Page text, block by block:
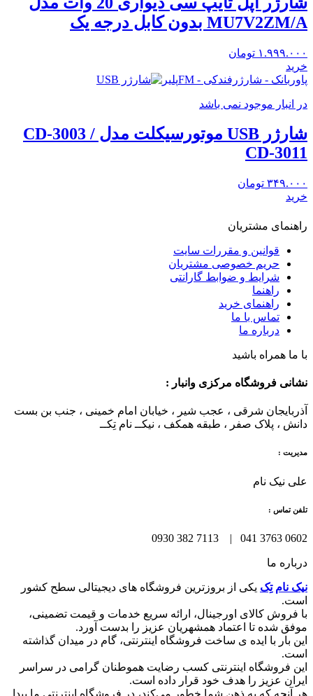
MU7V2ZM/A بدون کابل درجه یک
۱.۹۹۹.۰۰۰ تومان
خرید
پاوربانک - شارژرفندکی - FMپلیر
در انبار موجود نمی باشد
شارژر USB موتورسیکلت مدل CD-3003 /
CD-3011
۳۴۹.۰۰۰ تومان
خرید
راهنمای مشتریان
قوانین و مقررات سایت
حریم خصوصی مشتریان
شرایط و ضوابط گارانتی
راهنما
راهنمای خرید
تماس با ما
درباره ما
با ما همراه باشید
نشانی فروشگاه مرکزی وانبار :
آذربایجان شرقی ، عجب شیر ، خیابان امام خمینی ، جنب بن بست
دانش ، پلاک صفر ، طبقه همکف ، نیکــ نام تِکــ
مدیریت :
علی نیک نام
تلفن تماس :
0602 3763 041 | 7113 382 0930
درباره ما
نیک نام تِک یکی از بروزترین فروشگاه های دیجیتالی سطح کشور
است.
با فروش کالای اورجینال، ارائه سریع خدمات و قیمت تضمینی،
موفق شده تا اعتماد همشهریان عزیز را بدست آورد.
این بار با ایده ی ساخت فروشگاه اینترنتی، گام در میدان گذاشته
است.
این فروشگاه اینترنتی کسب رضایت هموطنان گرامی در سراسر
ایران عزیز را هدف خود قرار داده است.
هر آنچه که به ذهن شما خطور می‌کند، در فروشگاه اینترنتی ما پیدا